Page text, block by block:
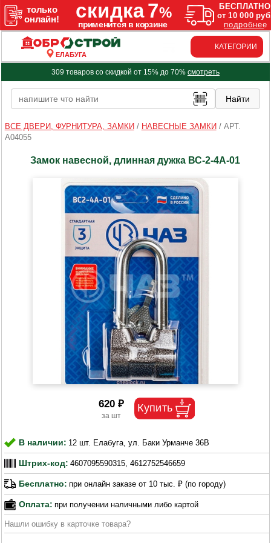
ЕЛАБУГА
КАТЕГОРИИ
309 товаров со скидкой от 15% до 70% смотреть
ВСЕ ДВЕРИ, ФУРНИТУРА, ЗАМКИ / НАВЕСНЫЕ ЗАМКИ / АРТ.
A04055
Замок навесной, длинная дужка ВС-2-4А-01
620 ₽
В наличии: 12 шт. Елабуга, ул. Баки Урманче 36В
Штрих-код: 4607095590315, 4612752546659
Бесплатно: при онлайн заказе от 10 тыс. ₽ (по городу)
Оплата: при получении наличными либо картой
Нашли ошибку в карточке товара?